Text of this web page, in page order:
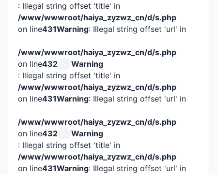
: Illegal string offset 'title' in
/www/wwwroot/haiya_zyzwz_cn/d/s.php
on line431Warning: Illegal string offset 'url' in
/www/wwwroot/haiya_zyzwz_cn/d/s.php
on line432
Warning
: Illegal string offset 'title' in
/www/wwwroot/haiya_zyzwz_cn/d/s.php
on line431Warning: Illegal string offset 'url' in
/www/wwwroot/haiya_zyzwz_cn/d/s.php
on line432
Warning
: Illegal string offset 'title' in
/www/wwwroot/haiya_zyzwz_cn/d/s.php
on line431Warning: Illegal string offset 'url' in